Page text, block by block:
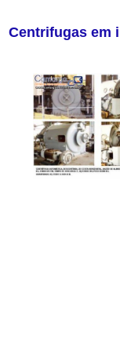
Centrifugas em